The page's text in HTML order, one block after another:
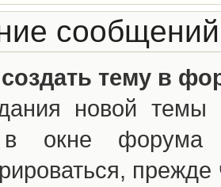
сообщений
тему в
новой темы
в окне